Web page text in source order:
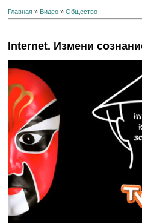
Главная » Видео » Общество
Internet. Измени